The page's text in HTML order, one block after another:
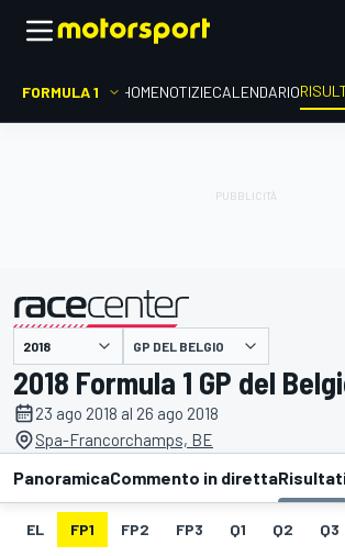
FORMULA 1 HOMENOTIZIECALENDARIO
presentato da GP DEL BELGIO
2018 Formula 1 GP del
23 ago 2018 al 26 ago 2018
Spa-Francorchamps, BE
PanoramicaCommento in diretta
EL FP1 FP2 FP3 Q1 Q2 Q3